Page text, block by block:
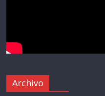
Archivo